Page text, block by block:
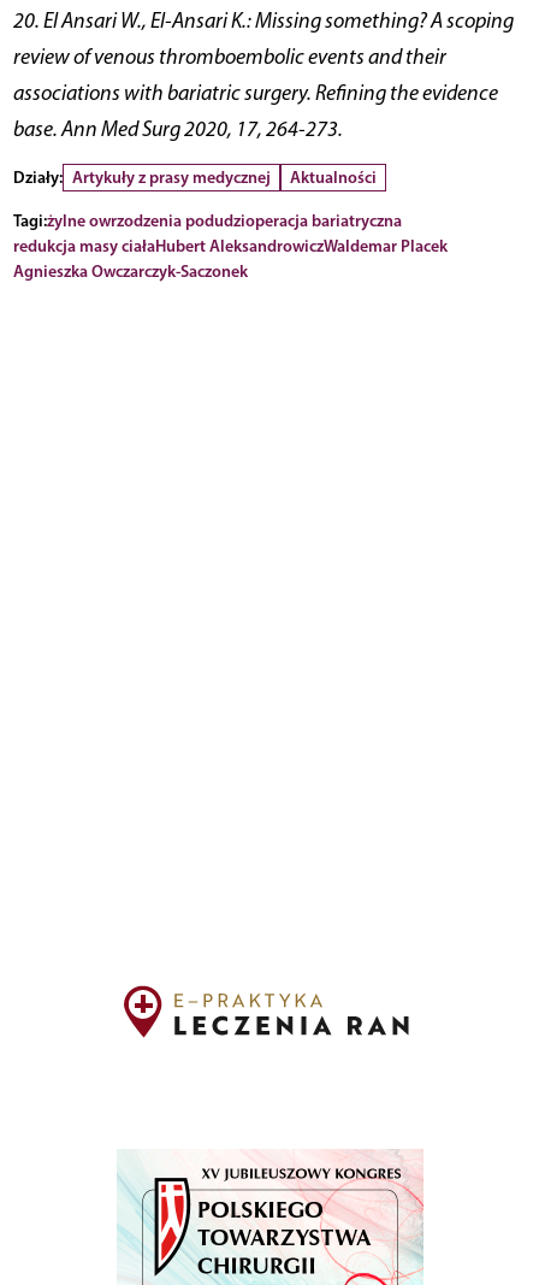
20. El Ansari W., El-Ansari K.: Missing something? A scoping
review of venous thromboembolic events and their
associations with bariatric surgery. Refining the evidence
base. Ann Med Surg 2020, 17, 264-273.
Działy: Artykuły z prasy medycznej
Aktualności
Tagi:żylne owrzodzenia podudzioperacja bariatryczna
redukcja masy ciałaHubert AleksandrowiczWaldemar Placek
Agnieszka Owczarczyk-Saczonek